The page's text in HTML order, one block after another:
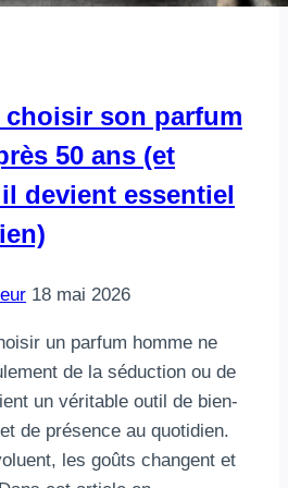
choisir son parfum
50 ans (et
devient essentiel
18 mai 2026
un parfum homme ne
de la séduction ou de
un véritable outil de bien-
de présence au quotidien.
les goûts changent et